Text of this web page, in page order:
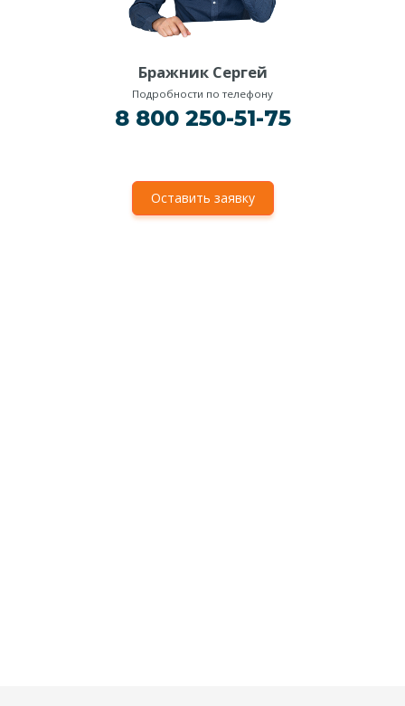
Бражник Сергей
Подробности по телефону
8 800 250-51-75
Оставить заявку